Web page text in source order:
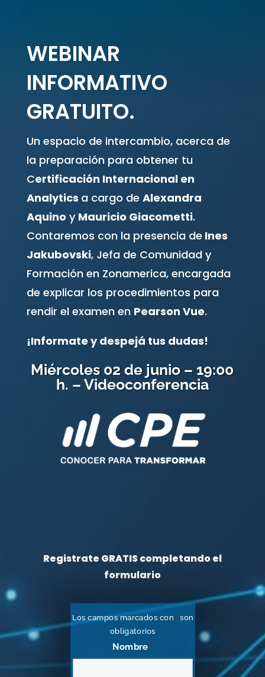
WEBINAR
INFORMATIVO
GRATUITO.
Un espacio de intercambio, acerca de
la preparación para obtener tu
Certificación Internacional en
Analytics a cargo de Alexandra
Aquino y Mauricio Giacometti.
Contaremos con la presencia de Ines
Jakubovski, Jefa de Comunidad y
Formación en Zonamerica, encargada
de explicar los procedimientos para
rendir el examen en Pearson Vue.
¡Informate y despejá tus dudas!
Miércoles 02 de junio – 19:00
h. – Videoconferencia
Registrate GRATIS completando el
formulario
Los campos marcados con *son
obligatorios
Nombre *